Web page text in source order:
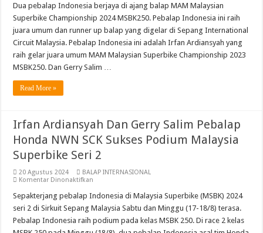
Juara
Umum
dan
Gerry
Runner
up
Malaysian
Superbike
Dua pebalap Indonesia berjaya di ajang balap MAM Malaysian
Superbike Championship 2024 MSBK250. Pebalap Indonesia ini raih
juara umum dan runner up balap yang digelar di Sepang International
Circuit Malaysia. Pebalap Indonesia ini adalah Irfan Ardiansyah yang
raih gelar juara umum MAM Malaysian Superbike Championship 2023
MSBK250. Dan Gerry Salim …
Read More »
Irfan Ardiansyah Dan Gerry Salim Pebalap
Honda NWN SCK Sukses Podium Malaysia
Superbike Seri 2
20 Agustus 2024
BALAP INTERNASIONAL
Komentar Dinonaktifkan
Ardiansyah
Gerry
Salim
Pebalap
Sepakterjang pebalap Indonesia di Malaysia Superbike (MSBK) 2024
seri 2 di Sirkuit Sepang Malaysia Sabtu dan Minggu (17-18/8) terasa.
Pebalap Indonesia raih podium pada kelas MSBK 250. Di race 2 kelas